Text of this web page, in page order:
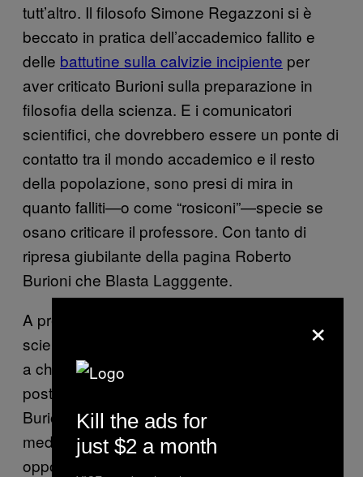
tutt’altro. Il filosofo Simone Regazzoni si è
beccato in pratica dell’accademico fallito e
delle battutine sulla calvizie incipiente per
aver criticato Burioni sulla preparazione in
filosofia della scienza. E i comunicatori
scientifici, che dovrebbero essere un ponte di
contatto tra il mondo accademico e il resto
della popolazione, sono presi di mira in
quanto falliti—o come “rosiconi”—specie se
osano criticare il professore. Con tanto di
ripresa giubilante della pagina Roberto
Burioni che Blasta Lagggente.
A prescindere dall’idea che ognuno ha della
scienza, si può convenire che non è una gara
a chi ce l’ha più lungo, con il curriculum al
posto dei centimetri. E forse proprio perché
Burioni è una figura importante in campo
medico e universitario, sarebbe per lui
opportuno prendere le distanze da una
×
Kill the ads for
just $2 a month